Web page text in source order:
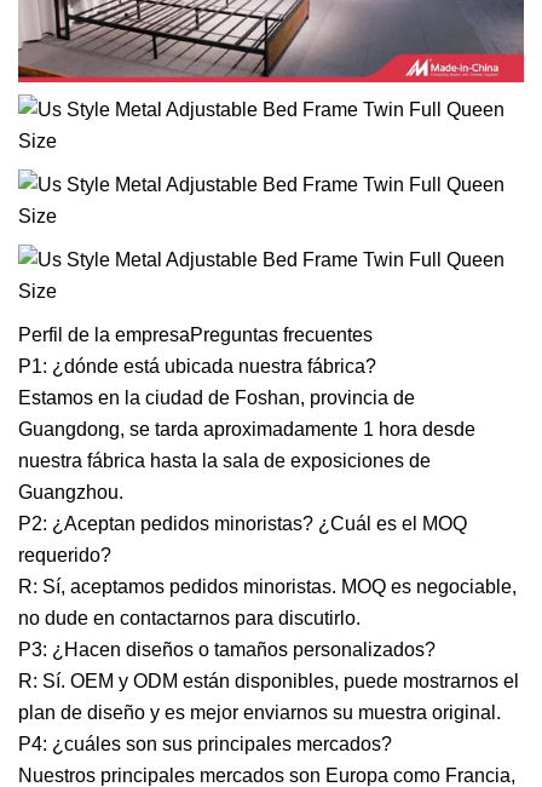
Perfil de la empresaPreguntas frecuentes
P1: ¿dónde está ubicada nuestra fábrica?
Estamos en la ciudad de Foshan, provincia de
Guangdong, se tarda aproximadamente 1 hora desde
nuestra fábrica hasta la sala de exposiciones de
Guangzhou.
P2: ¿Aceptan pedidos minoristas? ¿Cuál es el MOQ
requerido?
R: Sí, aceptamos pedidos minoristas. MOQ es negociable,
no dude en contactarnos para discutirlo.
P3: ¿Hacen diseños o tamaños personalizados?
R: Sí. OEM y ODM están disponibles, puede mostrarnos el
plan de diseño y es mejor enviarnos su muestra original.
P4: ¿cuáles son sus principales mercados?
Nuestros principales mercados son Europa como Francia,